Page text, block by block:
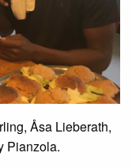
Åsa Lieberath,
Pianzola.